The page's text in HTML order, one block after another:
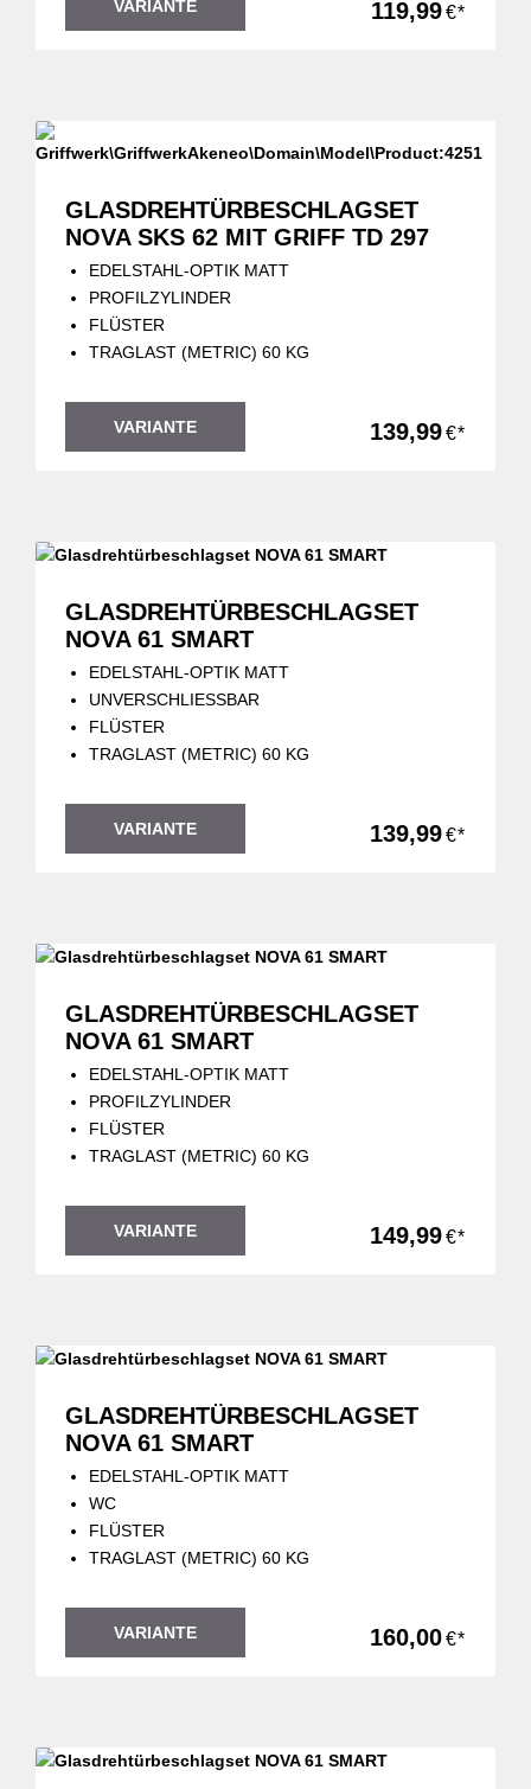
VARIANTE 119,99€*
GLASDREHTÜRBESCHLAGSET
NOVA SKS 62 MIT GRIFF TD 297
EDELSTAHL-OPTIK MATT
PROFILZYLINDER
FLÜSTER
TRAGLAST (METRIC) 60 KG
VARIANTE 139,99€*
GLASDREHTÜRBESCHLAGSET
NOVA 61 SMART
EDELSTAHL-OPTIK MATT
UNVERSCHLIESSBAR
FLÜSTER
TRAGLAST (METRIC) 60 KG
VARIANTE 139,99€*
GLASDREHTÜRBESCHLAGSET
NOVA 61 SMART
EDELSTAHL-OPTIK MATT
PROFILZYLINDER
FLÜSTER
TRAGLAST (METRIC) 60 KG
VARIANTE 149,99€*
GLASDREHTÜRBESCHLAGSET
NOVA 61 SMART
EDELSTAHL-OPTIK MATT
WC
FLÜSTER
TRAGLAST (METRIC) 60 KG
VARIANTE 160,00€*